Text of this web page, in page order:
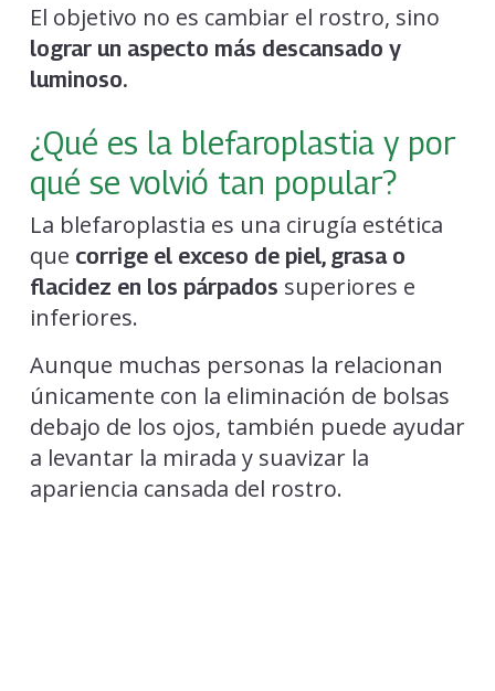
El objetivo no es cambiar el rostro, sino
lograr un aspecto más descansado y
luminoso.
¿Qué es la blefaroplastia y por
qué se volvió tan popular?
La blefaroplastia es una cirugía estética
que corrige el exceso de piel, grasa o
flacidez en los párpados superiores e
inferiores.
Aunque muchas personas la relacionan
únicamente con la eliminación de bolsas
debajo de los ojos, también puede ayudar
a levantar la mirada y suavizar la
apariencia cansada del rostro.